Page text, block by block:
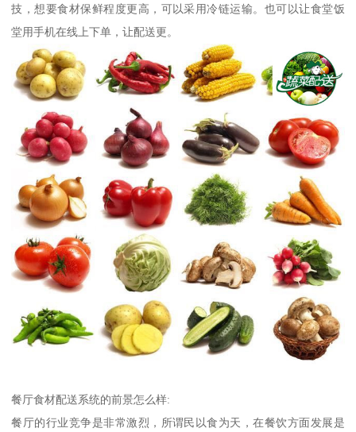
技，想要食材保鲜程度更高，可以采用冷链运输。也可以让食堂饭
堂用手机在线上下单，让配送更。
餐厅食材配送系统的前景怎么样:
餐厅的行业竞争是非常激烈，所谓民以食为天，在餐饮方面发展是